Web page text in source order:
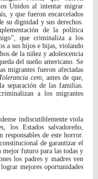
Unidos al intentar migrar
y que fueron encarcelados
su dignidad y sus derechos.
de la política
que criminaliza a los
a sus hijos e hijas, violando
de la niñez y adolescencia
del sueño americano. Se
migrantes fueron afectadas
cero, antes de que,
separación de las familias.
a los migrantes
indiscutiblemente viola
los Estados salvadoreño,
de este horror.
de garantizar el
mejor futuro para las todas y
los padres y madres ven
mejores oportunidades